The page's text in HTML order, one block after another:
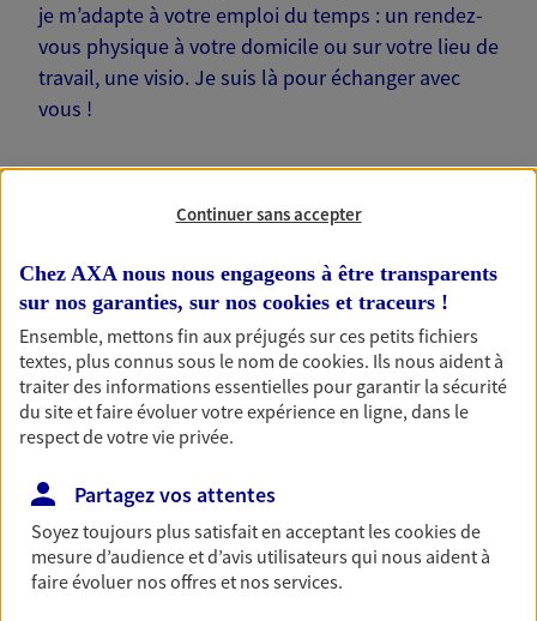
je m’adapte à votre emploi du temps : un rendez-
vous physique à votre domicile ou sur votre lieu de
travail, une visio. Je suis là pour échanger avec
vous !
Nos offres phares
Épargne
Réalisez vos projets grâce à votre épargne : achat
immobilier, études des enfants ou voyage autour
du monde… Épargnez à votre rythme et
simplement, selon votre profil.
Découvrir les offres Épargne
Continuer sans accepter
Chez AXA nous nous engageons à être transparents
sur nos garanties, sur nos cookies et traceurs !
Ensemble, mettons fin aux préjugés sur ces petits fichiers
textes, plus connus sous le nom decookies. Ils nous aident à
traiter des informations essentielles pour garantir la sécurité
du site et faire évoluer votre expérience en ligne, dans le
respect de votre vie privée.
Partagez vos attentes
Soyez toujours plus satisfait en acceptant lescookiesde
mesure d’audience et d’avis utilisateurs qui nous aident à
faire évoluer nos offres et nos services.